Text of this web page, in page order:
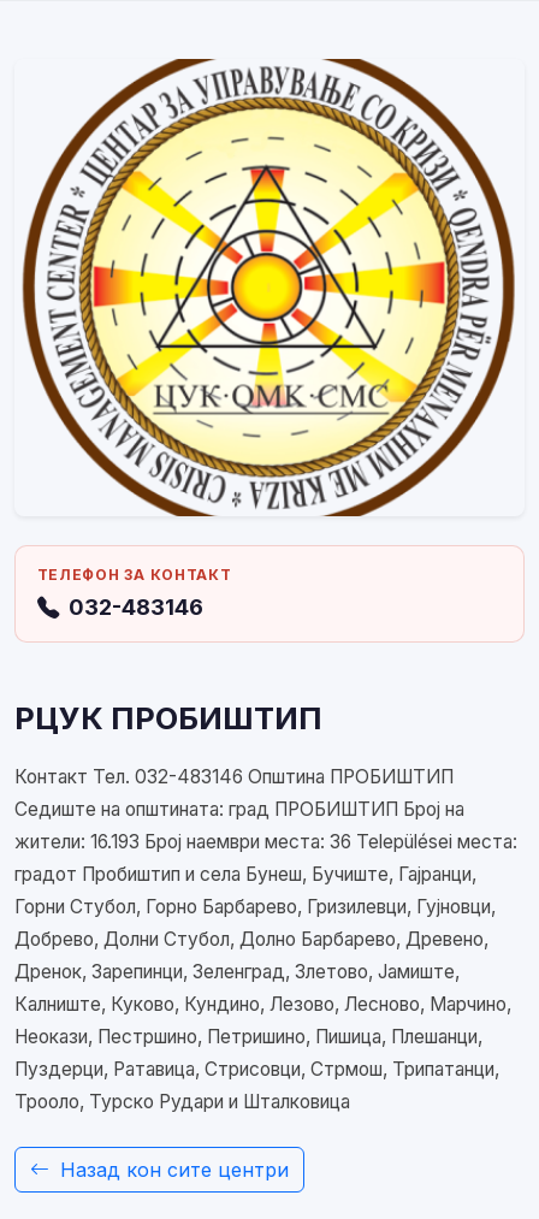
ТЕЛЕФОН ЗА КОНТАКТ
032-483146
РЦУК ПРОБИШТИП
Контакт Тел. 032-483146 Општина ПРОБИШТИП
Седиште на општината: град ПРОБИШТИП Број на
жители: 16.193 Број наември места: 36 Települései места:
градот Пробиштип и села Бунеш, Бучиште, Гајранци,
Горни Стубол, Горно Барбарево, Гризилевци, Гујновци,
Добрево, Долни Стубол, Долно Барбарево, Древено,
Дренок, Зарепинци, Зеленград, Злетово, Јамиште,
Калниште, Куково, Кундино, Лезово, Лесново, Марчино,
Неокази, Пестршино, Петришино, Пишица, Плешанци,
Пуздерци, Ратавица, Стрисовци, Стрмош, Трипатанци,
Трооло, Турско Рудари и Шталковица
Назад кон сите центри